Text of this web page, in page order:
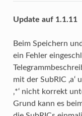
Update auf 1.1.11
Beim Speichern
ein Fehler
mit der SubRIC
‚*‘ nicht korrekt
Grund kann es